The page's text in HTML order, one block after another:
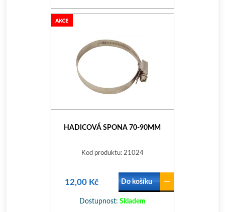
HADICOVÁ SPONA 70-90MM
Kod produktu: 21024
12,00 Kč Do košíku
Dostupnost: Skladem